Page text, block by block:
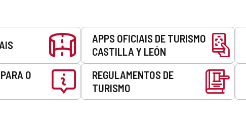
APPS OFICIAIS DE TURISMO
CASTILLA Y LEÓN
O
REGULAMENTOS DE
TURISMO